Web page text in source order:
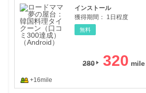
インストール
獲得期間：
1日程度
無料
280 320
+16mile